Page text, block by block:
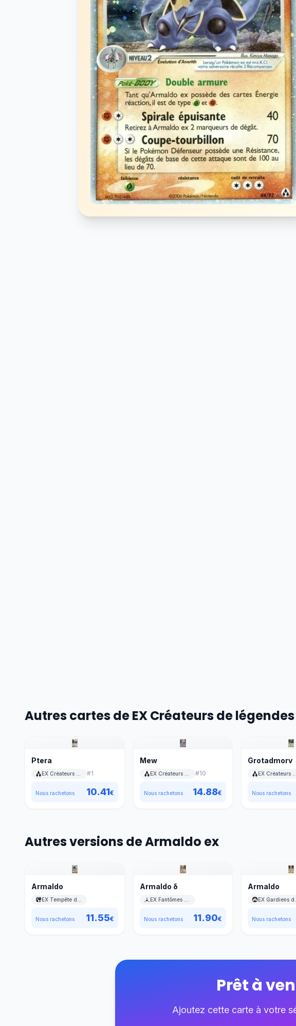
Autres cartes de EX Créateurs de légendes
Ptera
#1
Nous rachetons 10.41€
Mew
#10
Nous rachetons 14.88€
Grotadmorv
Nous rachetons
Autres versions de Armaldo ex
Armaldo
Nous rachetons 11.55€
Armaldo δ
Nous rachetons 11.90€
Armaldo
Nous rachetons
Prêt à
Ajoutez cette carte à votre